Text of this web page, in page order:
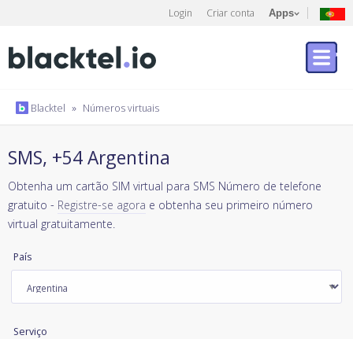
Login Criar conta Apps
Blacktel » Números virtuais
SMS, +54 Argentina
Obtenha um cartão SIM virtual para SMS Número de telefone
gratuito - Registre-se agora e obtenha seu primeiro número
virtual gratuitamente.
País
Serviço